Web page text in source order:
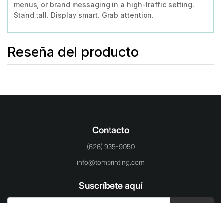
menus, or brand messaging in a high-traffic setting.
Stand tall. Display smart. Grab attention.
Reseña del producto
Contacto
(626) 935-9050
info@tomprinting.com
Suscríbete aquí